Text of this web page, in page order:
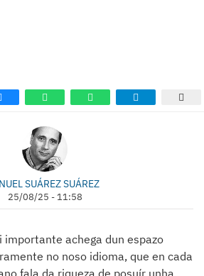
SUÁREZ SUÁREZ
25/08/25 - 11:58
importante achega dun espazo
no noso idioma, que en cada
fala da riqueza de posuír unha